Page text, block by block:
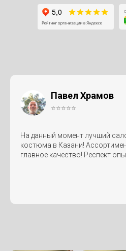
Павел Храмов
⭐⭐⭐⭐⭐
На данный момент лучший
костюма в Казани!
главное качество! Респект